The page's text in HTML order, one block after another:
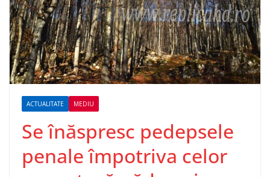
ACTUALITATE MEDIU
Se înăspresc pedepsele
penale împotriva celor